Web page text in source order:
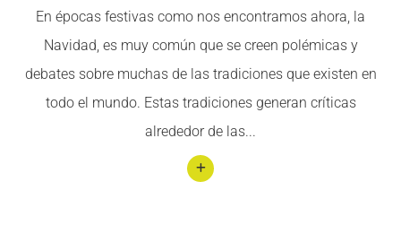
En épocas festivas como nos encontramos ahora, la
Navidad, es muy común que se creen polémicas y
debates sobre muchas de las tradiciones que existen en
todo el mundo. Estas tradiciones generan críticas
alrededor de las...
SUPORT TERCER SECTOR
SUPORT TERCER SECTOR